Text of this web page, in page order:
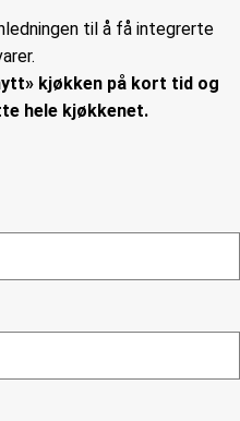
til å få integrerte
kjøkken på kort tid og
hele kjøkkenet.